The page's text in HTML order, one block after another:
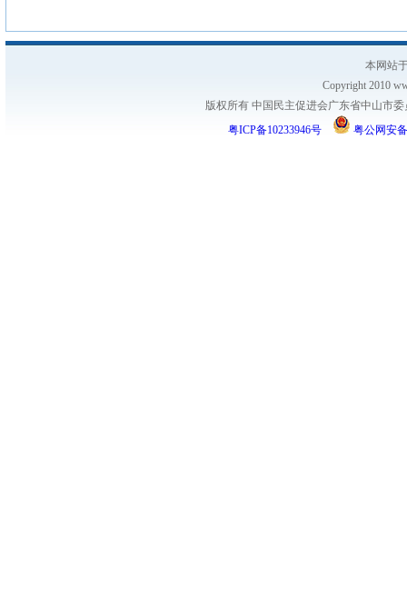
本网站
Copyright 2010
版权所有 中国民主促进会广东省中山市
粤ICP备10233946号
粤公网安